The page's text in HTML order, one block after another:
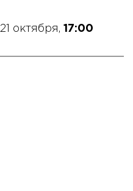
21 октября, 17:00